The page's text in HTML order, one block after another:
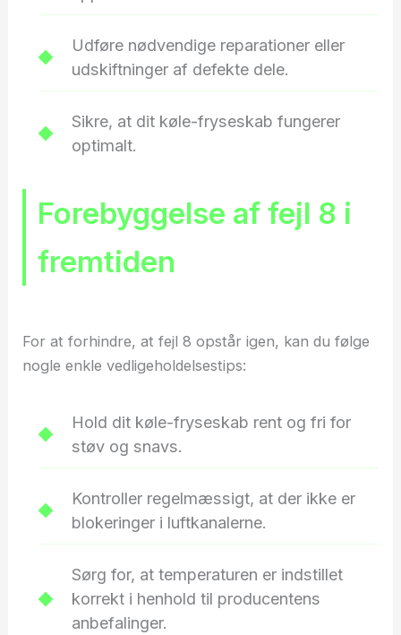
Udføre nødvendige reparationer eller
udskiftninger af defekte dele.
Sikre, at dit køle-fryseskab fungerer
optimalt.
Forebyggelse af fejl 8 i
fremtiden
For at forhindre, at fejl 8 opstår igen, kan du følge
nogle enkle vedligeholdelsestips:
Hold dit køle-fryseskab rent og fri for
støv og snavs.
Kontroller regelmæssigt, at der ikke er
blokeringer i luftkanalerne.
Sørg for, at temperaturen er indstillet
korrekt i henhold til producentens
anbefalinger.